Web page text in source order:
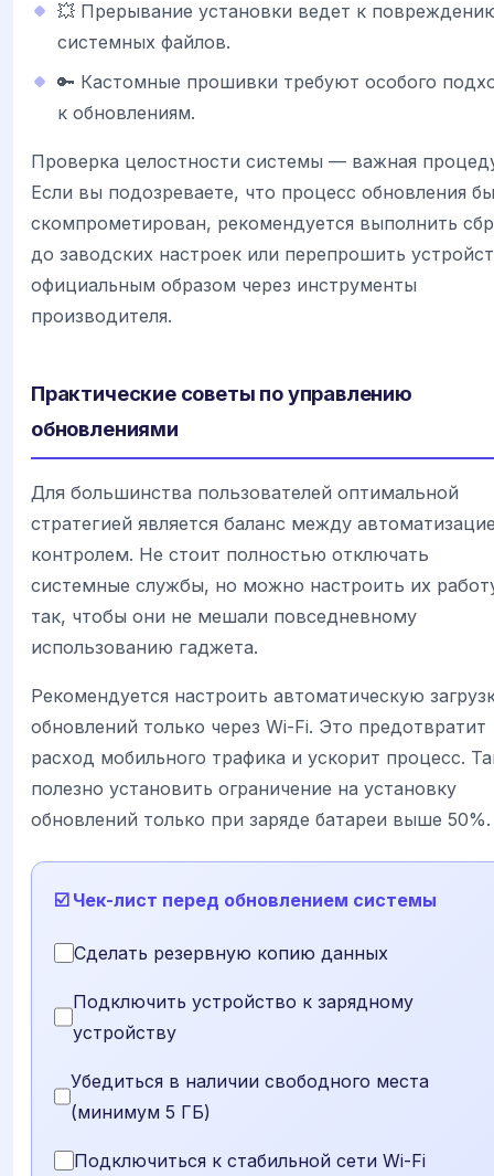
💥 Прерывание установки ведет к
системных файлов.
🔑 Кастомные прошивки требуют особого
к обновлениям.
Проверка целостности системы — важная
Если вы подозреваете, что процесс обновления
скомпрометирован, рекомендуется выполнить
до заводских настроек или перепрошить
официальным образом через инструменты
производителя.
Практические советы по управлению
обновлениями
Для большинства пользователей оптимальной
стратегией является баланс между
контролем. Не стоит полностью отключать
системные службы, но можно настроить их
так, чтобы они не мешали повседневному
использованию гаджета.
Рекомендуется настроить автоматическую
обновлений только через Wi-Fi. Это предотвратит
расход мобильного трафика и ускорит процесс.
полезно установить ограничение на установку
обновлений только при заряде батареи выше 50%.
☑️ Чек-лист перед обновлением системы
Сделать резервную копию данных
Подключить устройство к зарядному
устройству
Убедиться в наличии свободного места
(минимум 5 ГБ)
Подключиться к стабильной сети Wi-Fi